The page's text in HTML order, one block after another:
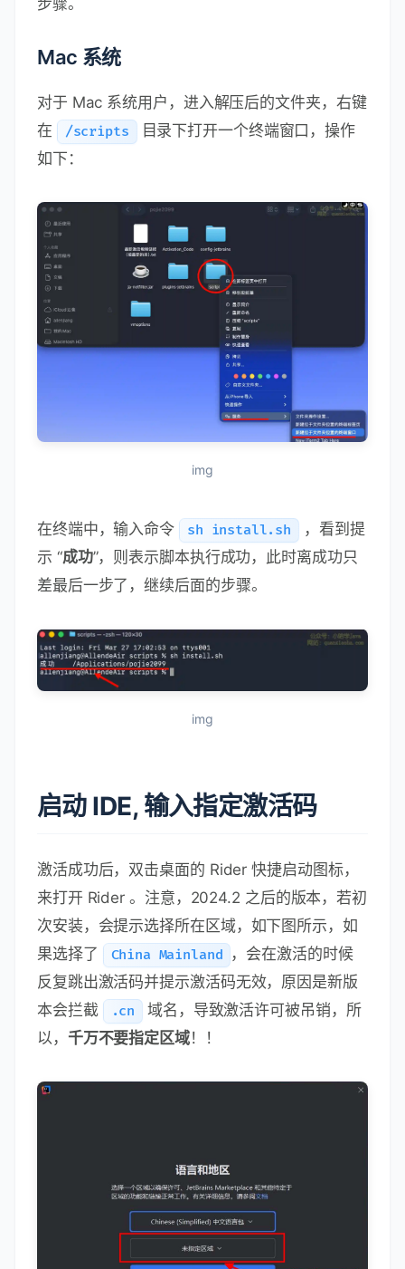
步骤。
Mac 系统
对于 Mac 系统用户，进入解压后的文件夹，右键
在
/scripts
目录下打开一个终端窗口，操作
如下：
img
在终端中，输入命令 sh install.sh
，看到提
示 “成功”，则表示脚本执行成功，此时离成功只
差最后一步了，继续后面的步骤。
img
启动 IDE, 输入指定激活码
激活成功后，双击桌面的 Rider 快捷启动图标，
来打开 Rider 。注意，2024.2 之后的版本，若初
次安装，会提示选择所在区域，如下图所示，如
果选择了
China Mainland
，会在激活的时候
反复跳出激活码并提示激活码无效，原因是新版
本会拦截
.cn
域名，导致激活许可被吊销，所
以， 千万不要指定区域！！